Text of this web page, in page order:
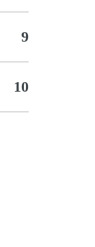
9
10